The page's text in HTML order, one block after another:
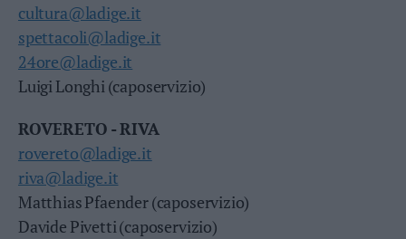
cultura@ladige.it
spettacoli@ladige.it
24ore@ladige.it
Luigi Longhi (caposervizio)
ROVERETO - RIVA
rovereto@ladige.it
riva@ladige.it
Matthias Pfaender (caposervizio)
Davide Pivetti (caposervizio)